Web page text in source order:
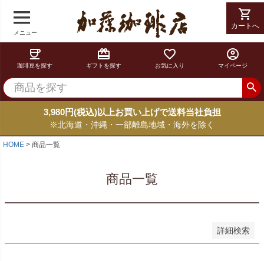
メニュー
shopping_cart
カートへ
coffee
珈琲豆を探す
card_giftcard
ギフトを探す
favorite_border
お気に入り
account_circle
マイページ
3,980円(税込)以上お買い上げで送料当社負担
※北海道・沖縄・一部離島地域・海外を除く
HOME 商品一覧
商品一覧
詳細検索
在庫なし商品
在庫なし商品を表示しない
商品番号
並び順
新着順
登録順
価格が高い順
キーワードヒット順
検索
shopping_cart
カートへ